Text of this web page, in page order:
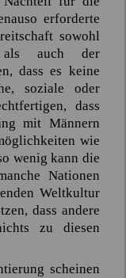
erforderte
sowohl
als auch der
dass es keine
soziale oder
dass
mit Männern
wie
wenig kann die
Nationen
Weltkultur
dass andere
zu diesen
scheinen